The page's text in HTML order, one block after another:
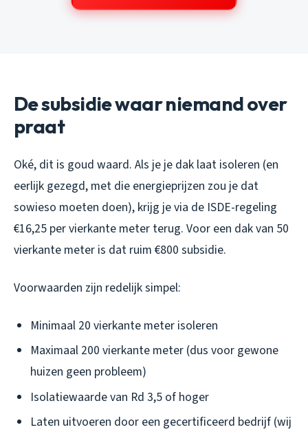
De subsidie waar niemand over
praat
Oké, dit is goud waard. Als je je dak laat isoleren (en
eerlijk gezegd, met die energieprijzen zou je dat
sowieso moeten doen), krijg je via de ISDE-regeling
€16,25 per vierkante meter terug. Voor een dak van 50
vierkante meter is dat ruim €800 subsidie.
Voorwaarden zijn redelijk simpel:
Minimaal 20 vierkante meter isoleren
Maximaal 200 vierkante meter (dus voor gewone
huizen geen probleem)
Isolatiewaarde van Rd 3,5 of hoger
Laten uitvoeren door een gecertificeerd bedrijf (wij